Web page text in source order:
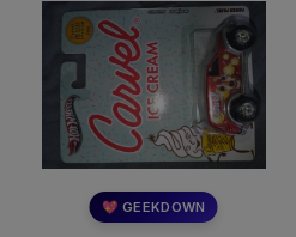
💖 GEEKDOWN